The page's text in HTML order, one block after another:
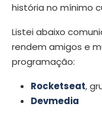
história no mínimo
Listei abaixo
rendem amigos e
programação:
Rocketseat,
Devmedia